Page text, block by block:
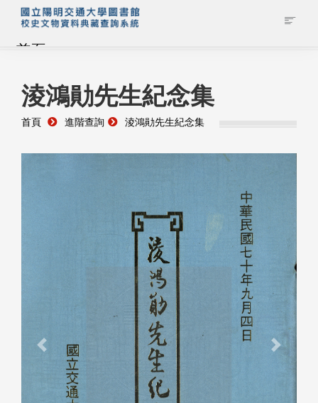
首頁
藏品查詢
校史館簡介
管理者登入
淩鴻勛先生紀念集
首頁 進階查詢 淩鴻勛先生紀念集
Previous Next